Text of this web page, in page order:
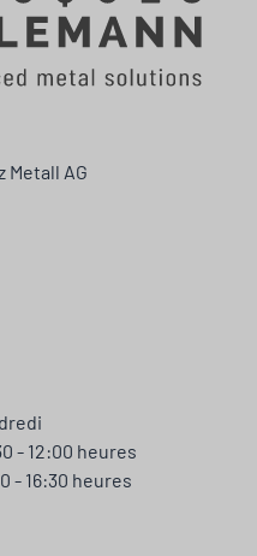
AG
- 12:00 heures
- 16:30 heures